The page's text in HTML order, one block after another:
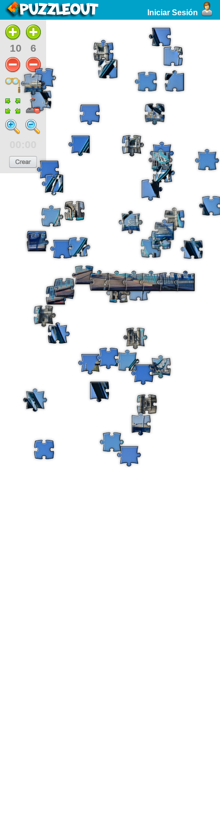
Iniciar Sesión